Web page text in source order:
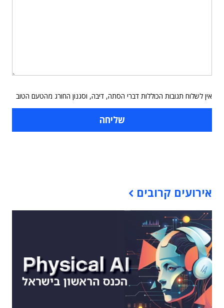
אין לשלוח תגובות הכוללות דברי הסתה, דיבה, וסגנון החורג מהטעם הטוב
אירועים קרובים